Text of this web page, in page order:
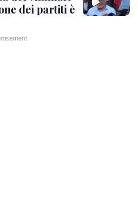
dei partiti è